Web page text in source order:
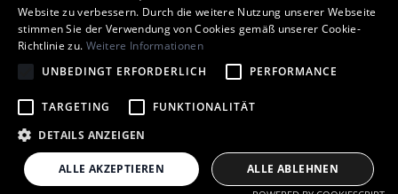
Social Media
Website zu verbessern. Durch die weitere Nutzung unserer Webseite
stimmen Sie der Verwendung von Cookies gemäß unserer Cookie-
Richtlinie zu. Weitere Informationen
UNBEDINGT ERFORDERLICH
PERFORMANCE
TARGETING
FUNKTIONALITÄT
DETAILS ANZEIGEN
ALLE AKZEPTIEREN ALLE ABLEHNEN